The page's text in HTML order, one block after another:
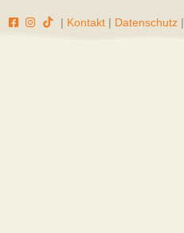
| Kontakt | Datenschutz|